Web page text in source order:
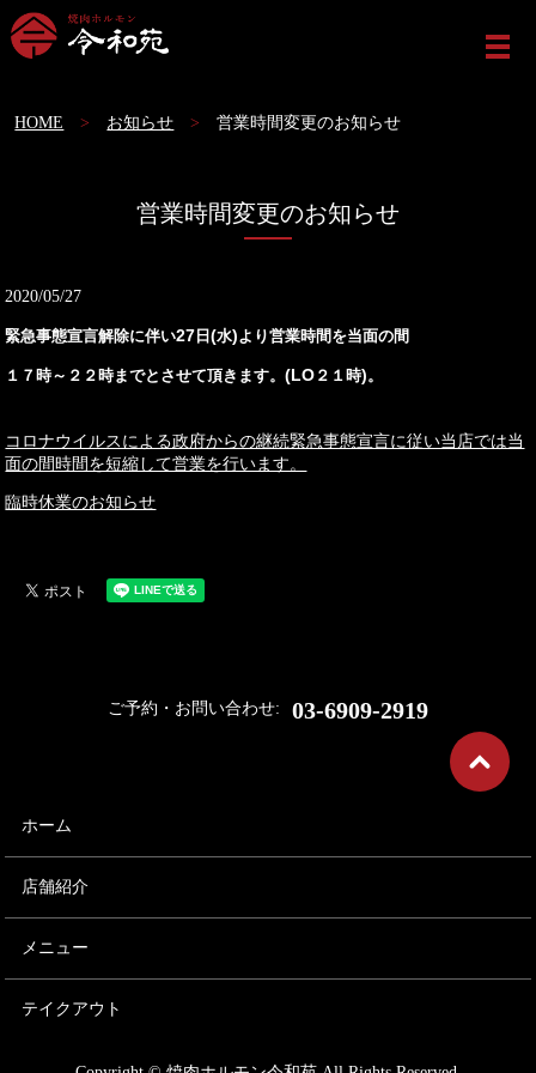
HOME お知らせ 営業時間変更のお知らせ
営業時間変更のお知らせ
2020/05/27
緊急事態宣言解除に伴い27 日(水) より営業時間を当面の間
１７時～２２時までとさせて頂きます。(LO ２１時)。
コロナウイルスによる政府からの継続緊急事態宣言に従い当店では当
面の間時間を短縮して営業を行います。
臨時休業のお知らせ
ご予約・お問い合わせ: 03-6909-2919
ホーム
店舗紹介
メニュー
テイクアウト